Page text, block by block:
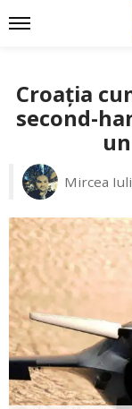
Croația
second-
Mircea